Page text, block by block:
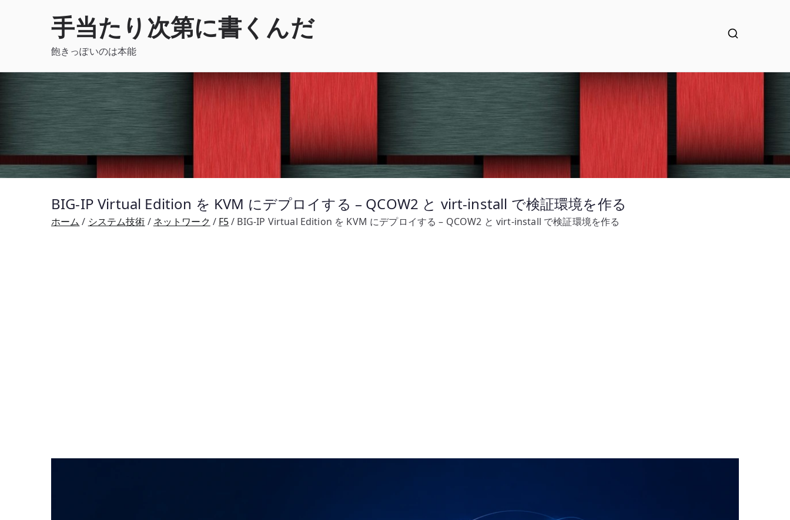
手当たり次第に書くんだ
飽きっぽいのは本能
BIG-IP Virtual Edition を KVM にデプロイする – QCOW2 と virt-install で検証環境を作る
ホーム システム技術 ネットワーク F5 BIG-IP Virtual Edition を KVM にデプロイする – QCOW2 と virt-install で検証環境を作る